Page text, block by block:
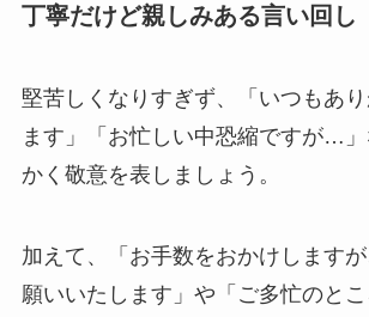
丁寧だけど親しみある言い回し
堅苦しくなりすぎず、「いつもあ
ます」「お忙しい中恐縮ですが…
かく敬意を表しましょう。
加えて、「お手数をおかけします
願いいたします」や「ご多忙のと